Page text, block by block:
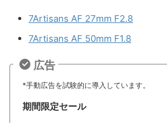
7Artisans AF 27mm F2.8
7Artisans AF 50mm F1.8
広告
*手動広告を試験的に導入しています。
期間限定セール